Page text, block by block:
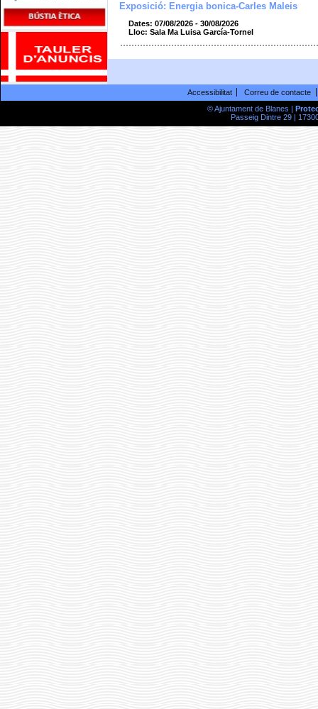
Exposició: Energia bonica-Carles Maleis
Dates: 07/08/2026 - 30/08/2026
Lloc: Sala Ma Luisa García-Tornel
Accessibilitat
Correu de contacte
© Ajuntament de Blanes |
Passeig Dintre 29 |